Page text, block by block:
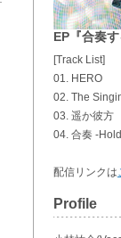
EP『合奏す
[Track List]
01. HERO
02. The
03. 遥か彼方
04. 合奏 -
配信リンクは
Profile